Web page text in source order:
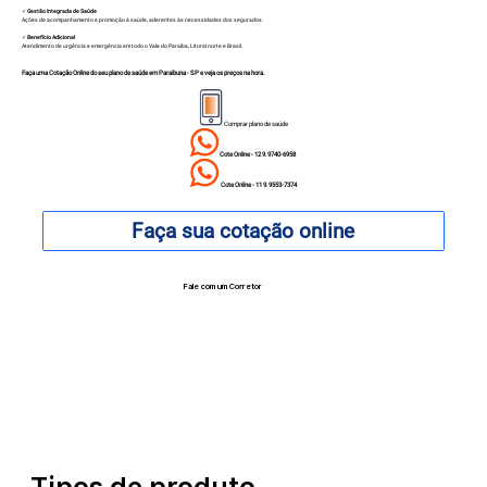
✓Gestão Integrada de Saúde
Ações de acompanhamento e promoção à saúde, aderentes às necessidades dos segurados.
✓Benefício Adicional
Atendimento de urgência e emergência em todo o Vale do Paraíba, Litoral norte e Brasil.
Faça uma Cotação Online do seu plano de saúde emParaibuna - SPe veja os preços na hora.
Comprar plano de saúde
Cote Online - 12 9.9740-6958
Cote Online - 11 9.9553-7374
Fale com um Corretor
Faça sua cotação online